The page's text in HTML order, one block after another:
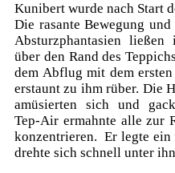
Kunibert wurde nach Start
Die rasante Bewegung
Absturzphantasien
über den Rand des
dem Abflug mit dem
erstaunt zu ihm rüber. Die
amüsierten sich und
Tep-Air ermahnte alle zur
konzentrieren. Er legte ein
drehte sich schnell unter